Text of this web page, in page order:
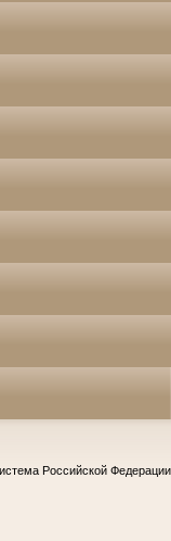
Российской